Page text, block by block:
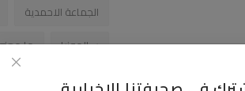
الجماعة الاحمدية
سالمونيا
ما معنى